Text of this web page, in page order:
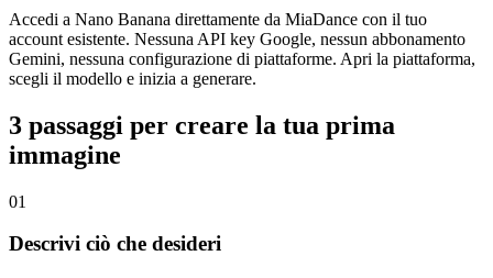
Accedi a Nano Banana direttamente da MiaDance con il tuo
account esistente. Nessuna API key Google, nessun abbonamento
Gemini, nessuna configurazione di piattaforme. Apri la piattaforma,
scegli il modello e inizia a generare.
3 passaggi per creare la tua prima
immagine
01
Descrivi ciò che desideri